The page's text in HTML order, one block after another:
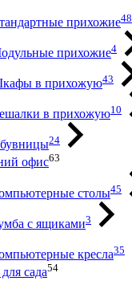
прихожие48
прихожие4
в прихожую43
в прихожую10
24
офис63
столы45
с ящиками3
кресла35
сада54